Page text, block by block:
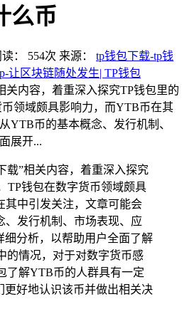
么币
： 554次 来源： tp钱包下载-tp钱
让区块链随处发生| TP钱包
关内容，着重深入探究TP钱包里的
领域颇具影响力，而YTB币在其
YTB币的基本概念、发行机制、
展开...
载”相关内容，着重深入探究
TP钱包在数字货币领域颇具
其中引发关注，文章可能会
、发行机制、市场表现、应
细分析，以帮助用户全面了解
的情况，对于对数字货币感
了解YTB币的人群具有一定
更好地认识该币并做出相关决